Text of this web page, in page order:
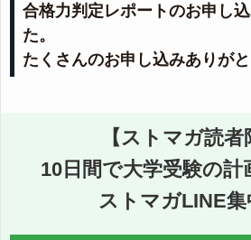
合格力判定レポートのお申し
た。
たくさんのお申し込みありが
【ストマガ読者
10日間で大学受験の計
ストマガLINE集